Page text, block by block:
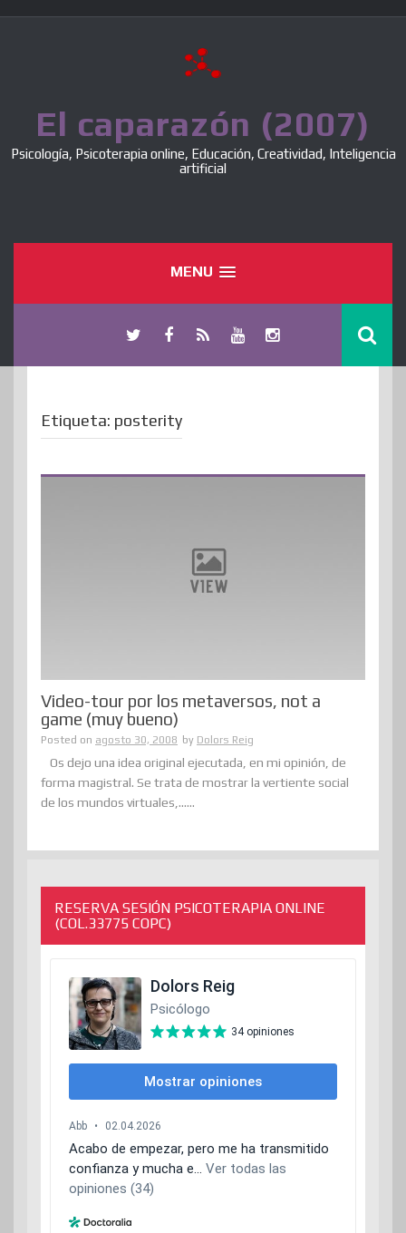
El caparazón (2007)
Psicología, Psicoterapia online, Educación, Creatividad, Inteligencia
artificial
MENU
Etiqueta: posterity
Video-tour por los metaversos, not a
game (muy bueno)
Posted on agosto 30, 2008 by Dolors Reig
Os dejo una idea original ejecutada, en mi opinión, de
forma magistral. Se trata de mostrar la vertiente social
de los mundos virtuales,......
RESERVA SESIÓN PSICOTERAPIA ONLINE
(COL.33775 COPC)